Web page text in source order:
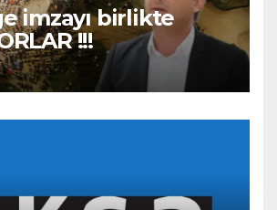
imzayı birlikte
!!!